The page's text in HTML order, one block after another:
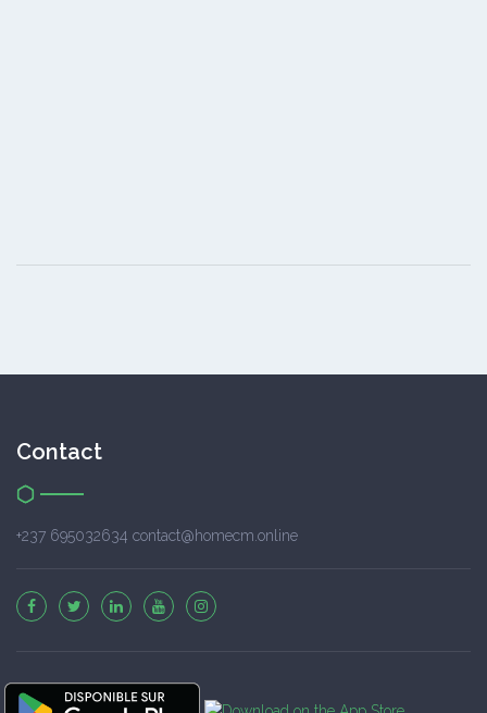
Contact
+237 695032634 contact@homecm.online